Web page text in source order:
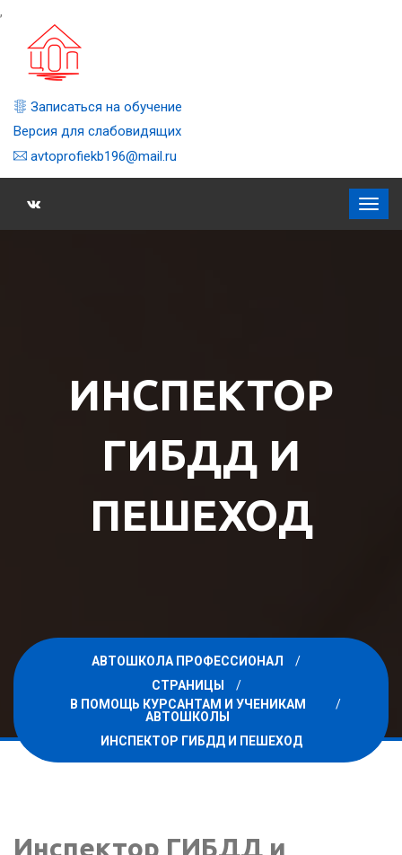
,
Записаться на обучение
Версия для слабовидящих
avtoprofiekb196@mail.ru
ИНСПЕКТОР
ГИБДД И
ПЕШЕХОД
АВТОШКОЛА ПРОФЕССИОНАЛ
СТРАНИЦЫ
В ПОМОЩЬ КУРСАНТАМ И УЧЕНИКАМ
АВТОШКОЛЫ
ИНСПЕКТОР ГИБДД И ПЕШЕХОД
Инспектор ГИБДД и